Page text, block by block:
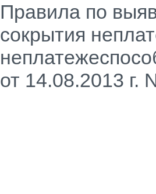
Правила по
сокрытия
от 14.08.2013 г.